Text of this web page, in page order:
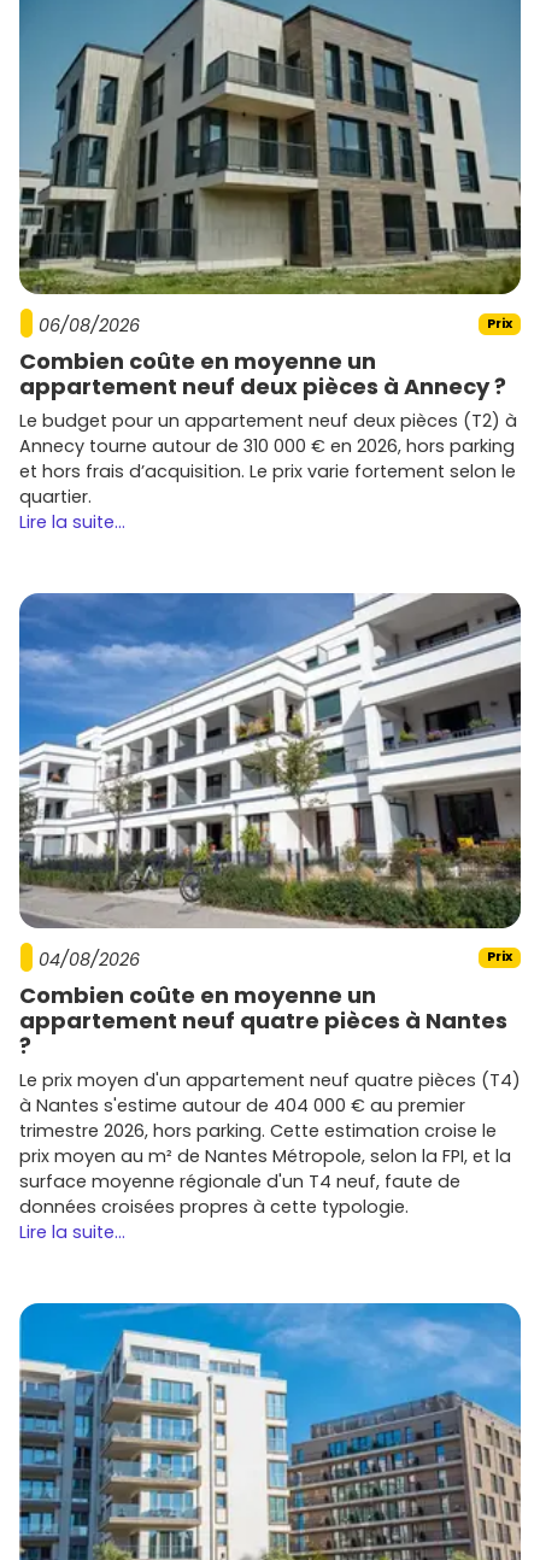
06/08/2026 Prix
Combien coûte en moyenne un
appartement neuf deux pièces à Annecy ?
Le budget pour un appartement neuf deux pièces (T2) à
Annecy tourne autour de 310 000 € en 2026, hors parking
et hors frais d’acquisition. Le prix varie fortement selon le
quartier.
Lire la suite...
04/08/2026 Prix
Combien coûte en moyenne un
appartement neuf quatre pièces à Nantes
?
Le prix moyen d'un appartement neuf quatre pièces (T4)
à Nantes s'estime autour de 404 000 € au premier
trimestre 2026, hors parking. Cette estimation croise le
prix moyen au m² de Nantes Métropole, selon la FPI, et la
surface moyenne régionale d'un T4 neuf, faute de
données croisées propres à cette typologie.
Lire la suite...